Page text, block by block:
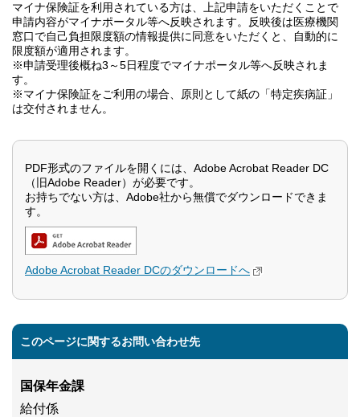
マイナ保険証を利用されている方は、上記申請をいただくことで
申請内容がマイナポータル等へ反映されます。反映後は医療機関
窓口で自己負担限度額の情報提供に同意をいただくと、自動的に
限度額が適用されます。
※申請受理後概ね3～5日程度でマイナポータル等へ反映されま
す。
※マイナ保険証をご利用の場合、原則として紙の「特定疾病証」
は交付されません。
PDF形式のファイルを開くには、Adobe Acrobat Reader DC
（旧Adobe Reader）が必要です。
お持ちでない方は、Adobe社から無償でダウンロードできま
す。
Adobe Acrobat Reader DCのダウンロードへ
このページに関するお問い合わせ先
国保年金課
給付係